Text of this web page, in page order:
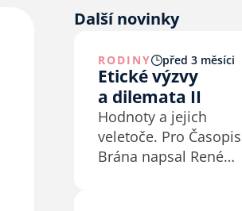
Další novinky
RODINY před 3 měsíci
Etické výzvy
a dilemata II
Hodnoty a jejich
veletoče. Pro Časopis
Brána napsal René